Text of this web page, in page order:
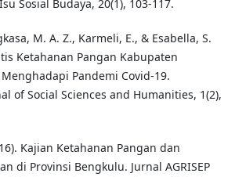
Sosial Budaya, 20(1), 103-117.
M. A. Z., Karmeli, E., & Esabella, S.
Ketahanan Pangan Kabupaten
Pandemi Covid-19.
of Social Sciences and Humanities, 1(2),
Kajian Ketahanan Pangan dan
di Provinsi Bengkulu. Jurnal AGRISEP